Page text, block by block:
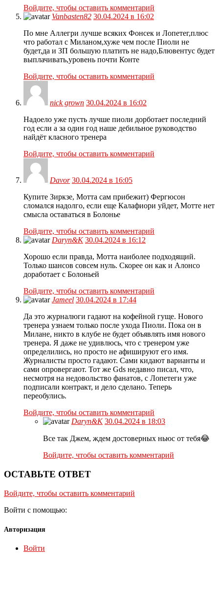
Войдите, чтобы оставить комментарий
Vanbasten82 30.04.2024 в 16:02
По мне Аллегри лучше всяких Фонсек и Лопетег,плюс
что работал с Миланом,хуже чем после Пиоли не
будет,да и ЗП большую платить не надо,Блювентус будет
выплачивать,уровень почти Конте
Войдите, чтобы оставить комментарий
nick grown 30.04.2024 в 16:02
Надоело уже пусть лучше пиоли дорботает последний
год если а за один год наше дебильное руководство
найдёт класного тренера
Войдите, чтобы оставить комментарий
Davor 30.04.2024 в 16:05
Купите Зиркзе, Мотта сам прибежит) Фергюсон
сломался надолго, если еще Калафиори уйдет, Мотте нет
смысла оставаться в Болонье
Войдите, чтобы оставить комментарий
Daryn&K 30.04.2024 в 16:12
Хорошо если правда, Мотта наиболее подходящий.
Только шансов совсем нуль. Скорее он как и Алонсо
доработает с Болоньей
Войдите, чтобы оставить комментарий
Jameel 30.04.2024 в 17:44
Да это журналюги гадают на кофейной гуще. Нового
тренера узнаем только после ухода Пиоли. Пока он в
Милане, никто в клубе не будет объявлять имя нового
тренера. Я даже не удивлюсь, что с тренером уже
определились, но просто не афишируют его имя.
Журналисты просто гадают. Сами кидают варианты и
сами опровергают. Тот же Gds недавно писал, что,
несмотря на недовольство фанатов, с Лопетеги уже
подписали контракт, и дело сделано. Теперь
переобулись.
Войдите, чтобы оставить комментарий
Daryn&K 30.04.2024 в 18:03
Все так Джем, ждем достоверных ньюс от тебя😂
Войдите, чтобы оставить комментарий
ОСТАВЬТЕ ОТВЕТ
Войдите, чтобы оставить комментарий
Войти с помощью:
Авторизация
Войти